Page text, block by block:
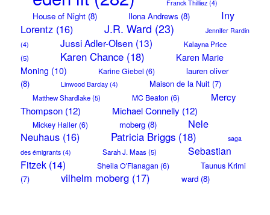
Franck Thilliez(4)
House of Night(8) Ilona Andrews (8)
Iny
Lorentz(16) J.R. Ward (23)
Jennifer Rardin
(4)
Jussi Adler-Olsen (13)
Kalayna Price
(5)
Karen Chance(18)
Karen Marie
Moning (10) Karine Giebel (6)
lauren oliver
(8)
Linwood Barclay(4) Maison de la Nuit(7)
Matthew Shardlake(5) MC Beaton (6)
Mercy
Thompson(12) Michael Connelly (12)
Mickey Haller(6) moberg(8)
Nele
Neuhaus(16) Patricia Briggs(18)
saga
des émigrants(4) Sarah J. Maas(5)
Sebastian
Fitzek(14) Sheila O'Flanagan (6)
Taunus Krimi
(7)
vilhelm moberg(17) ward(8)